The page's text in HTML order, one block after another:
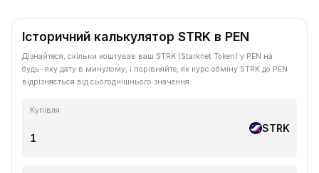
Історичний калькулятор STRK в PEN
Дізнайтеся, скільки коштував ваш STRK (Starknet Token) у PEN на
будь-яку дату в минулому, і порівняйте, як курс обміну STRK до PEN
відрізняється від сьогоднішнього значення.
Купівля
STRK